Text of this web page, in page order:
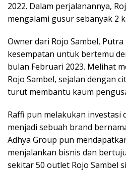
2022. Dalam perjalanannya,
mengalami gusur sebanyak 2
Owner dari Rojo Sambel,
kesempatan untuk bertemu
bulan Februari 2023. Melihat
Rojo Sambel, sejalan dengan
turut membantu kaum
Raffi pun melakukan investasi
menjadi sebuah brand
Adhya Group pun
menjalankan bisnis dan
sekitar 50 outlet Rojo Sambel